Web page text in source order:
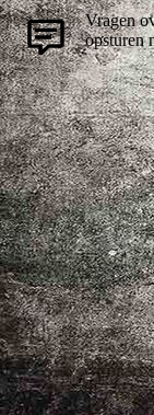
Vragen
opsturen